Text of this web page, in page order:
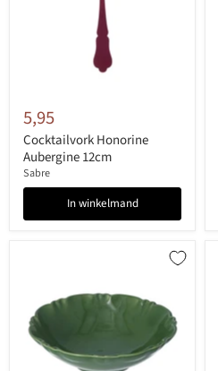
5,95
Cocktailvork Honorine
Aubergine 12cm
Sabre
In winkelmand